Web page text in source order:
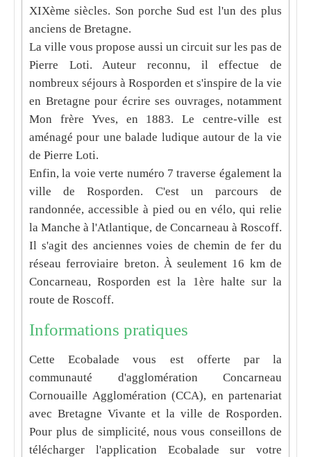
XIXème siècles. Son porche Sud est l'un des plus
anciens de Bretagne.
La ville vous propose aussi un circuit sur les pas de
Pierre Loti. Auteur reconnu, il effectue de
nombreux séjours à Rosporden et s'inspire de la vie
en Bretagne pour écrire ses ouvrages, notamment
Mon frère Yves, en 1883. Le centre-ville est
aménagé pour une balade ludique autour de la vie
de Pierre Loti.
Enfin, la voie verte numéro 7 traverse également la
ville de Rosporden. C'est un parcours de
randonnée, accessible à pied ou en vélo, qui relie
la Manche à l'Atlantique, de Concarneau à Roscoff.
Il s'agit des anciennes voies de chemin de fer du
réseau ferroviaire breton. À seulement 16 km de
Concarneau, Rosporden est la 1ère halte sur la
route de Roscoff.
Informations pratiques
Cette Ecobalade vous est offerte par la
communauté d'agglomération Concarneau
Cornouaille Agglomération (CCA), en partenariat
avec Bretagne Vivante et la ville de Rosporden.
Pour plus de simplicité, nous vous conseillons de
télécharger l'application Ecobalade sur votre